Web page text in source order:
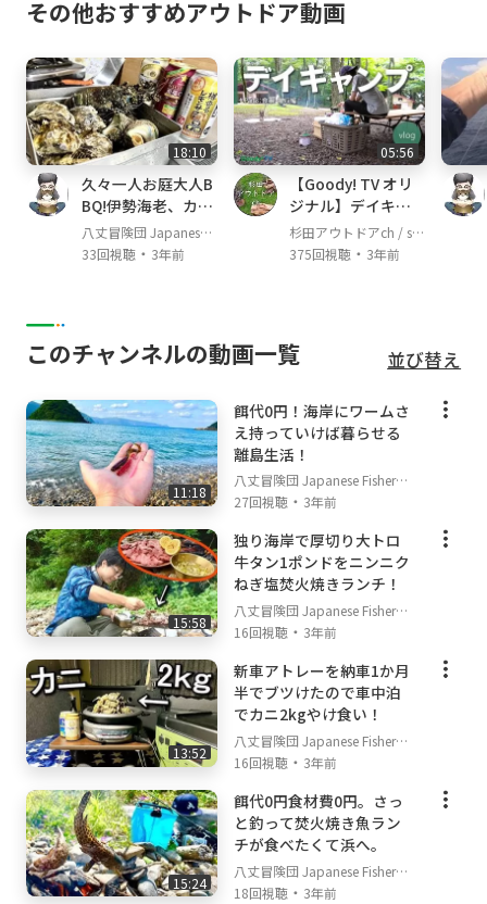
その他おすすめアウトドア動画
18:10
久々一人お庭大人B
BQ!伊勢海老、カ
キ、サザエで酒爆飲
み!!
八丈冒険団 Japanese F
isherman's TV
33回視聴・ 3年前
05:56
【Goody! TV オリ
ジナル】デイキャ
ンプのススメ。 Par
t3：食事・撤収編
杉田アウトドアch / su
gita outdoor channel
375回視聴・ 3年前
このチャンネルの動画一覧 並び替え
11:18
餌代0円！海岸にワームさ
え持っていけば暮らせる
離島生活！
八丈冒険団 Japanese Fisherm
an's TV
27回視聴 ・ 3年前
15:58
独り海岸で厚切り大トロ
牛タン1ポンドをニンニク
ねぎ塩焚火焼きランチ！
八丈冒険団 Japanese Fisherm
an's TV
16回視聴 ・ 3年前
13:52
新車アトレーを納車1か月
半でブツけたので車中泊
でカニ2kgやけ食い！
八丈冒険団 Japanese Fisherm
an's TV
16回視聴 ・ 3年前
15:24
餌代0円食材費0円。さっ
と釣って焚火焼き魚ラン
チが食べたくて浜へ。
八丈冒険団 Japanese Fisherm
an's TV
18回視聴 ・ 3年前